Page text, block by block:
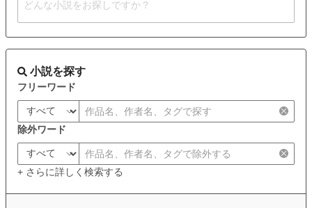
小説を探す
フリーワード
除外ワード
+ さらに詳しく検索する